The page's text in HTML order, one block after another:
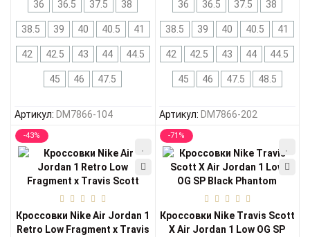
36 36.5 37.5 38
38.5 39 40 40.5 41
42 42.5 43 44 44.5
45 46 47.5
Артикул: DM7866-104
36 36.5 37.5 38
38.5 39 40 40.5 41
42 42.5 43 44 44.5
45 46 47.5 48.5
Артикул: DM7866-202
-43%
Кроссовки Nike Air Jordan 1
Retro Low Fragment x Travis
-71%
Кроссовки Nike Travis Scott
X Air Jordan 1 Low OG SP